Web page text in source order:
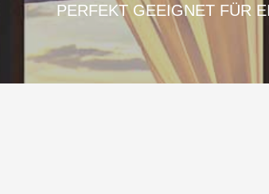
PERFEKT GEEIGNET FÜR